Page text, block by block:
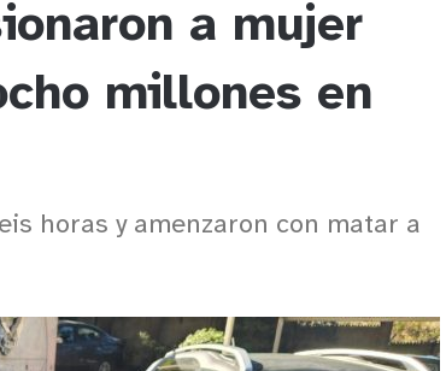
a mujer
millones en
horas y amenzaron con matar a